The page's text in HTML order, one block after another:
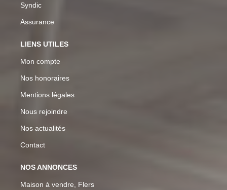
Syndic
Assurance
LIENS UTILES
Mon compte
Nos honoraires
Mentions légales
Nous rejoindre
Nos actualités
Contact
NOS ANNONCES
Maison à vendre, Flers